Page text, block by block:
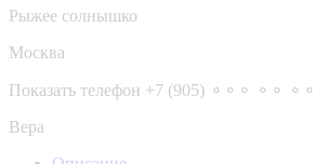
Рыжее солнышко
Москва
Показать телефон +7 (905) ⚬⚬⚬ ⚬⚬ ⚬⚬
Вера